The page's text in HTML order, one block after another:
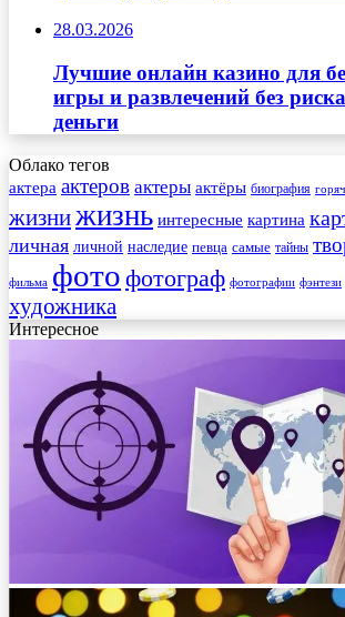
28.03.2026
Лучшие онлайн казино для
игры и развлечений без
деньги
Облако тегов
актера актеров актеры актёры биография
жизнижизнь интересные картина
личная личной наследие певца самые тайны
фильма фото фотограф фотографии фэнтези
художника
Интересное